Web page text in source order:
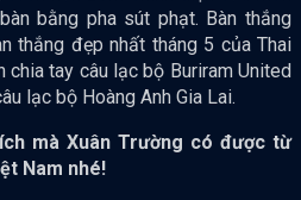
bằng pha sút phạt. Bàn thắng
thắng đẹp nhất tháng 5 của Thai
chia tay câu lạc bộ Buriram United
lạc bộ Hoàng Anh Gia Lai.
mà Xuân Trường có được từ
Nam nhé!